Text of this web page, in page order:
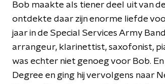
Bob maakte als tiener deel uit van
ontdekte daar zijn enorme liefde
jaar in de Special Services Army
arrangeur, klarinettist, saxofonist,
was echter niet genoeg voor Bob.
Degree en ging hij vervolgens naar